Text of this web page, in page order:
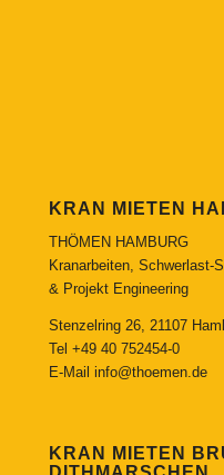
KRAN MIETEN
THÖMEN HAMBURG
Kranarbeiten, Schwerlast-
& Projekt Engineering
Stenzelring 26, 21107
Tel +49 40 752454-0
E-Mail info@thoemen.de
KRAN MIETEN